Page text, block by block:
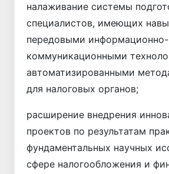
налаживание системы
специалистов, имеющих
передовыми информационно-
коммуникационными
автоматизированными
для налоговых органов;
расширение внедрения
проектов по результатам
фундаментальных научных
сфере налогообложения и